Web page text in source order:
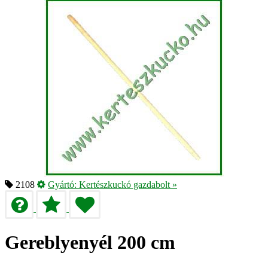
2108 Gyártó: Kertészkuckó gazdabolt »
Gereblyenyél 200 cm